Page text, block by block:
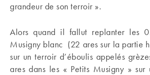
grandeur de son terroir ».
Alors quand il fallut replanter les
Musigny blanc (22 ares sur la partie
sur un terroir d’éboulis appelés
ares dans les « Petits Musigny »